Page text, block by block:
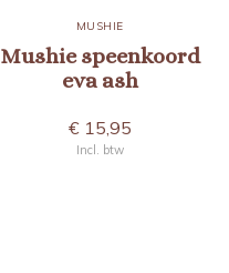
MUSHIE
Mushie speenkoord
eva ash
€ 15,95
Incl. btw